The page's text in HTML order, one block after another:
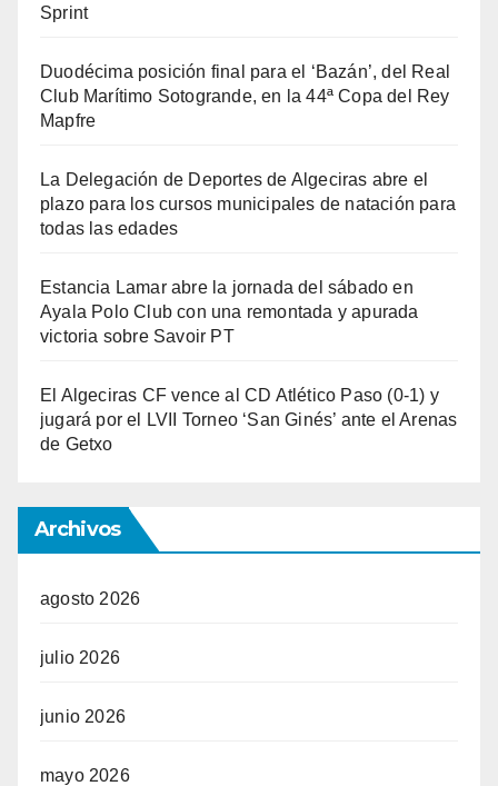
Sprint
Duodécima posición final para el ‘Bazán’, del Real
Club Marítimo Sotogrande, en la 44ª Copa del Rey
Mapfre
La Delegación de Deportes de Algeciras abre el
plazo para los cursos municipales de natación para
todas las edades
Estancia Lamar abre la jornada del sábado en
Ayala Polo Club con una remontada y apurada
victoria sobre Savoir PT
El Algeciras CF vence al CD Atlético Paso (0-1) y
jugará por el LVII Torneo ‘San Ginés’ ante el Arenas
de Getxo
Archivos
agosto 2026
julio 2026
junio 2026
mayo 2026